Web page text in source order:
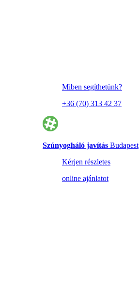
Miben segíthetünk?
+36 (70) 313 42 37
Szúnyogháló javítás Budapest
Kérjen részletes
online ajánlatot